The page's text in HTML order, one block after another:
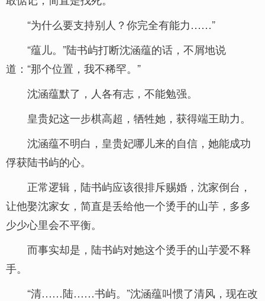
“为什么要支持别人？你完全有能力……”
“蕴儿。”陆书屿打断沈涵蕴的话，不屑地说
道：“那个位置，我不稀罕。”
沈涵蕴默了，人各有志，不能勉强。
皇贵妃这一步棋高超，牺牲她，获得端王助力。
沈涵蕴不明白，皇贵妃哪儿来的自信，她能成功
俘获陆书屿的心。
正常逻辑，陆书屿应该很排斥赐婚，沈家倒台，
让他娶沈家女，简直是丢给他一个烫手的山芋，多多
少少心里会不平衡。
而事实却是，陆书屿对她这个烫手的山芋爱不释
手。
“清……陆……书屿。”沈涵蕴叫惯了清风，现在改